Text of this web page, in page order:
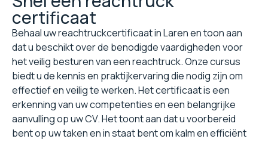
certificaat
Behaal uw reachtruckcertificaat in Laren en toon aan
dat u beschikt over de benodigde vaardigheden voor
het veilig besturen van een reachtruck. Onze cursus
biedt u de kennis en praktijkervaring die nodig zijn om
effectief en veilig te werken. Het certificaat is een
erkenning van uw competenties en een belangrijke
aanvulling op uw CV. Het toont aan dat u voorbereid
bent op uw taken en in staat bent om kalm en efficiënt